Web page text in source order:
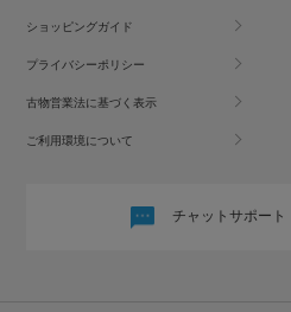
ショッピングガイド
プライバシーポリシー
古物営業法に基づく表示
ご利用環境について
チャットサポート